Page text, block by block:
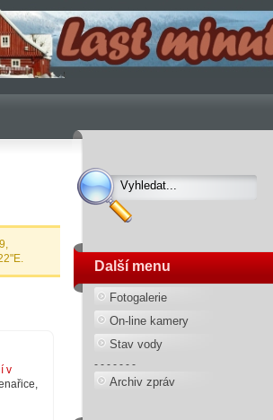
v
Další menu
Fotogalerie
On-line kamery
Stav vody
- - - - - - -
Archiv zpráv